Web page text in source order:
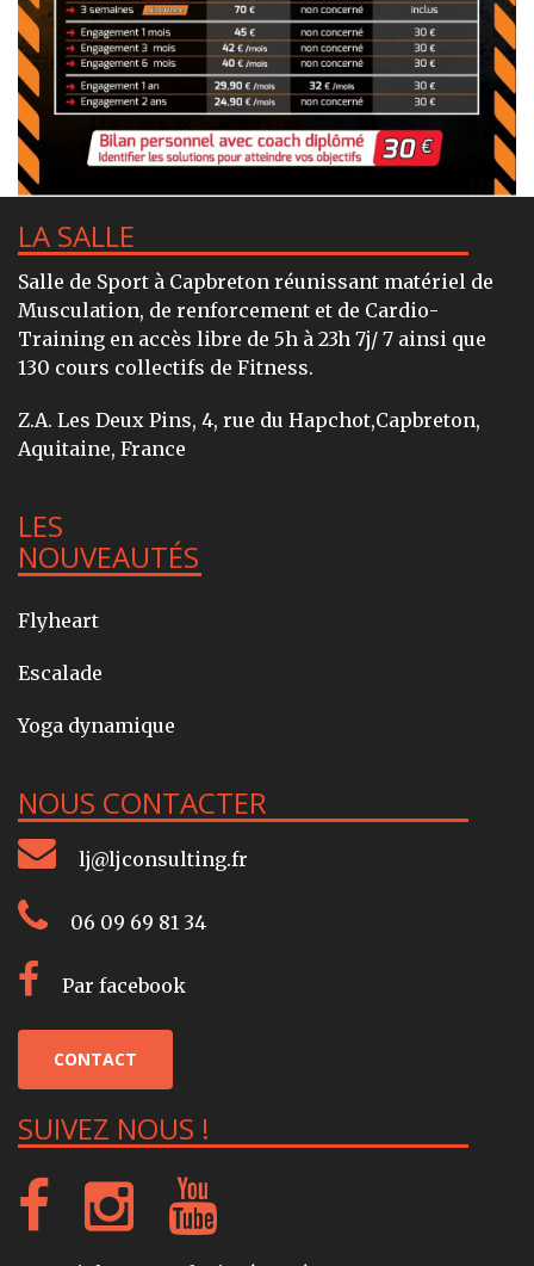
LA SALLE
Salle de Sport à Capbreton réunissant matériel de
Musculation, de renforcement et de Cardio-
Training en accès libre de 5h à 23h 7j/ 7 ainsi que
130 cours collectifs de Fitness.
Z.A. Les Deux Pins, 4, rue du Hapchot,Capbreton,
Aquitaine, France
LES
NOUVEAUTÉS
Flyheart
Escalade
Yoga dynamique
NOUS CONTACTER
lj@ljconsulting.fr
06 09 69 81 34
Par facebook
CONTACT
SUIVEZ NOUS !